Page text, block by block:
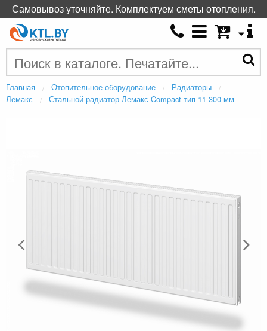
Главная Отопительное оборудование
Радиаторы
Лемакс
Стальной радиатор Лемакс Compact тип 11 300 мм
Самовывоз уточняйте. Комплектуем сметы отопления.